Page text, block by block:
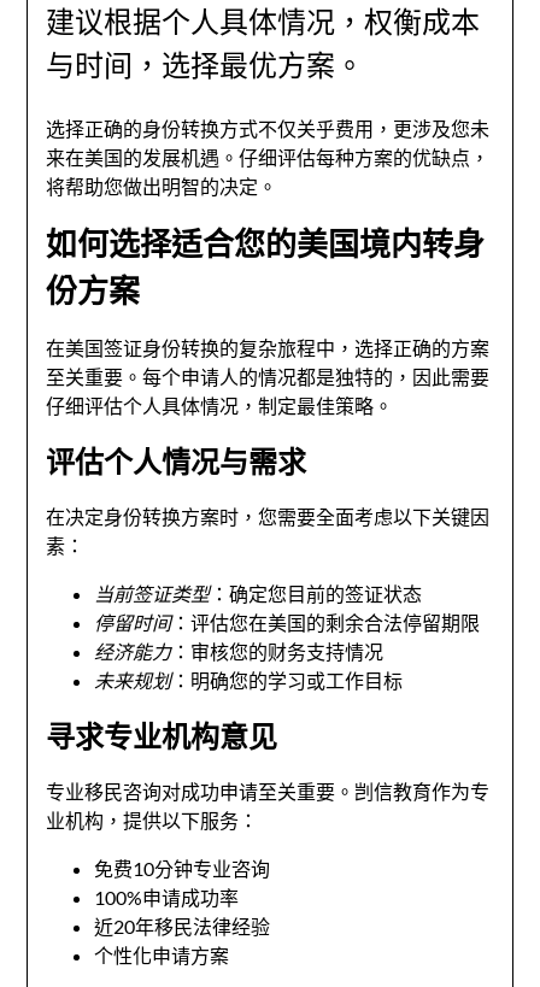
建议根据个人具体情况，权衡成本
与时间，选择最优方案。
选择正确的身份转换方式不仅关乎费用，更涉及您未
来在美国的发展机遇。仔细评估每种方案的优缺点，
将帮助您做出明智的决定。
如何选择适合您的美国境内转身
份方案
在美国签证身份转换的复杂旅程中，选择正确的方案
至关重要。每个申请人的情况都是独特的，因此需要
仔细评估个人具体情况，制定最佳策略。
评估个人情况与需求
在决定身份转换方案时，您需要全面考虑以下关键因
素：
当前签证类型：确定您目前的签证状态
停留时间：评估您在美国的剩余合法停留期限
经济能力：审核您的财务支持情况
未来规划：明确您的学习或工作目标
寻求专业机构意见
专业移民咨询对成功申请至关重要。剀信教育作为专
业机构，提供以下服务：
免费10分钟专业咨询
100%申请成功率
近20年移民法律经验
个性化申请方案